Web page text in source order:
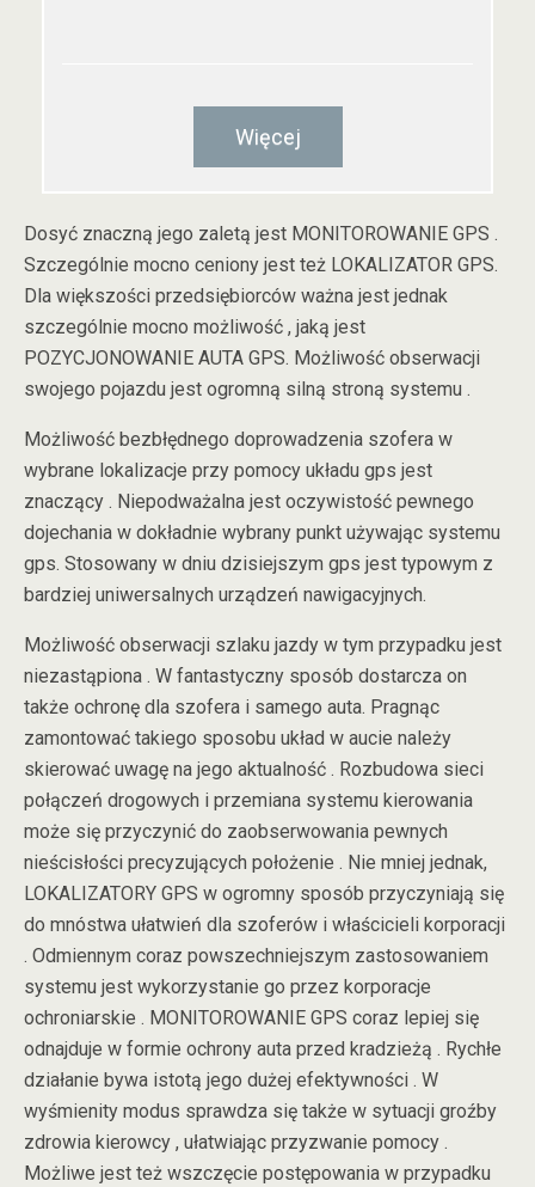
Więcej
Dosyć znaczną jego zaletą jest MONITOROWANIE GPS .
Szczególnie mocno ceniony jest też LOKALIZATOR GPS.
Dla większości przedsiębiorców ważna jest jednak
szczególnie mocno możliwość , jaką jest
POZYCJONOWANIE AUTA GPS. Możliwość obserwacji
swojego pojazdu jest ogromną silną stroną systemu .
Możliwość bezbłędnego doprowadzenia szofera w
wybrane lokalizacje przy pomocy układu gps jest
znaczący . Niepodważalna jest oczywistość pewnego
dojechania w dokładnie wybrany punkt używając systemu
gps. Stosowany w dniu dzisiejszym gps jest typowym z
bardziej uniwersalnych urządzeń nawigacyjnych.
Możliwość obserwacji szlaku jazdy w tym przypadku jest
niezastąpiona . W fantastyczny sposób dostarcza on
także ochronę dla szofera i samego auta. Pragnąc
zamontować takiego sposobu układ w aucie należy
skierować uwagę na jego aktualność . Rozbudowa sieci
połączeń drogowych i przemiana systemu kierowania
może się przyczynić do zaobserwowania pewnych
nieścisłości precyzujących położenie . Nie mniej jednak,
LOKALIZATORY GPS w ogromny sposób przyczyniają się
do mnóstwa ułatwień dla szoferów i właścicieli korporacji
. Odmiennym coraz powszechniejszym zastosowaniem
systemu jest wykorzystanie go przez korporacje
ochroniarskie . MONITOROWANIE GPS coraz lepiej się
odnajduje w formie ochrony auta przed kradzieżą . Rychłe
działanie bywa istotą jego dużej efektywności . W
wyśmienity modus sprawdza się także w sytuacji groźby
zdrowia kierowcy , ułatwiając przyzwanie pomocy .
Możliwe jest też wszczęcie postępowania w przypadku